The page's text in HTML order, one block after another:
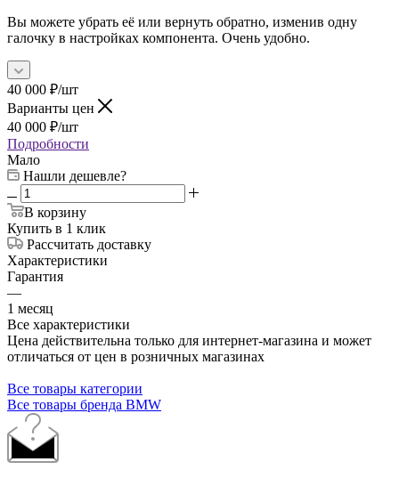
Вы можете убрать её или вернуть обратно, изменив одну
галочку в настройках компонента. Очень удобно.
40 000 ₽/шт
Варианты цен
40 000 ₽/шт
Подробности
Мало
Нашли дешевле?
В корзину
Купить в 1 клик
Рассчитать доставку
Характеристики
Гарантия
—
1 месяц
Все характеристики
Цена действительна только для интернет-магазина и может
отличаться от цен в розничных магазинах
Все товары категории
Все товары бренда BMW